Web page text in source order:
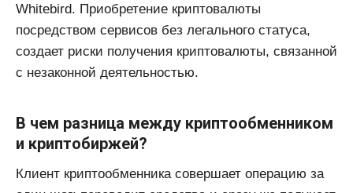
Whitebird. Приобретение криптовалюты
посредством сервисов без легального статуса,
создает риски получения криптовалюты, связанной
с незаконной деятельностью.
В чем разница между криптообменником
и криптобиржей?
Клиент криптообменника совершает операцию за